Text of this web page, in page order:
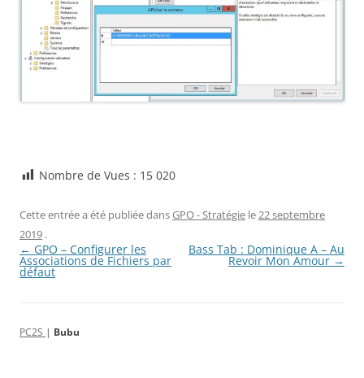
Nombre de Vues : 15 020
Cette entrée a été publiée dansGPO - Stratégie le 22 septembre
2019 .
Navigation
des
articles
← GPO – Configurer les
Associations de Fichiers par
défaut
Bass Tab : Dominique A – Au
Revoir Mon Amour→
PC2S | Bubu